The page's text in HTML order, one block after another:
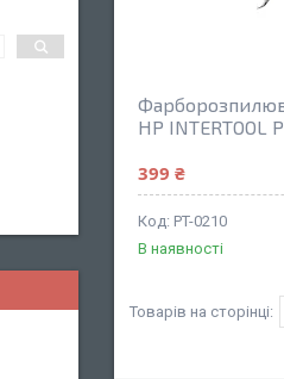
HP INTERTOOL
399 ₴
PT-0210
В наявності